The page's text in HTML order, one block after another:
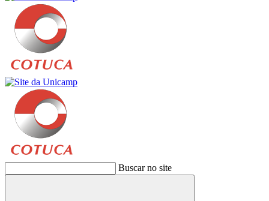
Buscar no site